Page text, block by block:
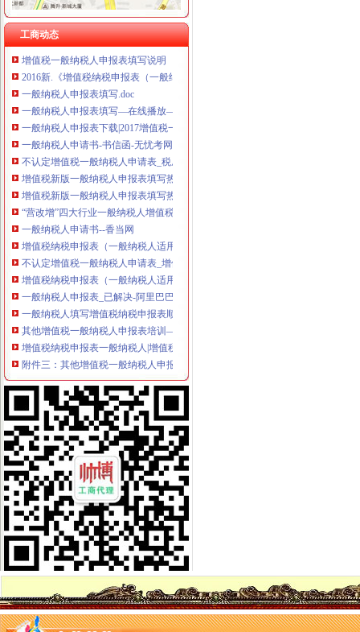
工商动态
6月申报期来了,新旧增值税一般纳税人填报关键点要知道！_搜狐其它
一般纳税人申报表及附表.xls
增值税一般纳税人申报表填写说明
2016新.《增值税纳税申报表（一般纳税人适用）》及其附列资料填
一般纳税人申报表填写.doc
一般纳税人申报表填写—在线播放—优酷网,高清在线观看
一般纳税人申报表下载|2017增值税一般纳税人申报表新版_附表四+
一般纳税人申请书-书信函-无忧考网
不认定增值税一般纳税人申请表_税屋网——第一时间递财税政策
增值税新版一般纳税人申报表填写热点问题-搜狐滚动
增值税新版一般纳税人申报表填写热点问题-搜狐滚动
“营改增”四大行业一般纳税人增值税申报表样表
一般纳税人申请书--香当网
增值税纳税申报表（一般纳税人适用）
不认定增值税一般纳税人申请表_增值税_一般纳税人_申请表_认定_图
增值税纳税申报表（一般纳税人适用）及附列资料
一般纳税人申报表_已解决-阿里巴巴生意经
一般纳税人填写增值税纳税申报表顺序_搜狐时尚_搜狐网
其他增值税一般纳税人申报表培训—在线播放—优酷网,高清在线
增值税纳税申报表一般纳税人|增值税纳税申报表下载__飞翔下载
附件三：其他增值税一般纳税人申报表培训-原创-搜狐
原增值税一般纳税人申报表培训课件
一般纳税人申报表_late59_新浪博客
《一般纳税人申请书》100篇第一文库网
增值税纳税申报表一般纳税人填表说明|增值税纳税申报表一般纳税人
不认定增值税一般纳税人申请表
2016一般纳税人申请书
原增值税一般纳税人申报表培训课件
一般纳税人申请书,一般纳税人申请报告-深圳王平安律师文集
增值税一般纳税人申报表及相关表样（2012年修订附表一）-海南省国
一般纳税人申请书-会计实务-中国会计社区
一般纳税人新申报表填写说明
一般纳税人申报表附表一_文档下载
增值税一般纳税人申报表附表三、附表四电子导入模板
一般纳税人申请书的相关文章
增值税一般纳税人申报表附表二申报数据未提取过来如何处理？
一般纳税人申报表填表说明（试点纳税人适用）|广东省国家税务局